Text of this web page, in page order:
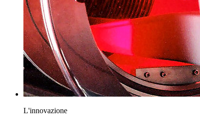
L'innovazione